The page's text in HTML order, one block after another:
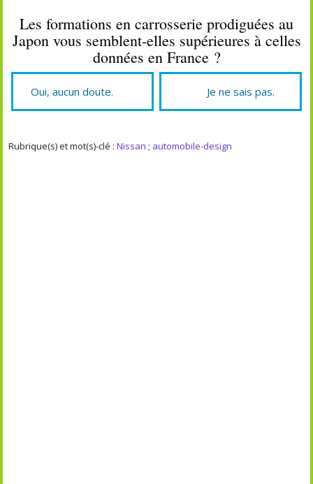
Les formations en carrosserie prodiguées au
Japon vous semblent-elles supérieures à celles
données en France ?
Oui, aucun doute. Je ne sais pas.
Rubrique(s) et mot(s)-clé :Nissan ; automobile-design